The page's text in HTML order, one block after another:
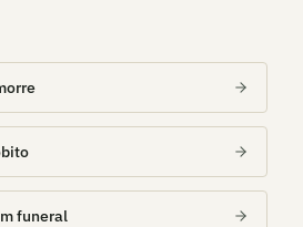
funeral